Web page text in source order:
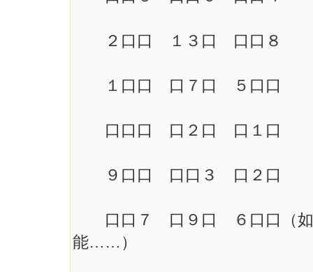
２口口 １３口 口口８
１口口 口７口 ５口口
口口口 口２口 口１口
９口口 口口３ 口２口
口口７ 口９口 ６口口（如
能……）